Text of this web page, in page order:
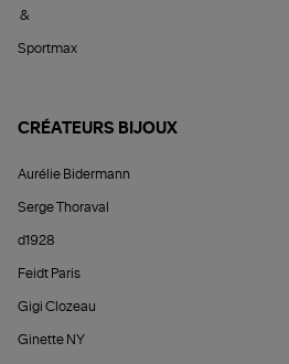
&
Sportmax
CRÉATEURS BIJOUX
Aurélie Bidermann
Serge Thoraval
d1928
Feidt Paris
Gigi Clozeau
Ginette NY